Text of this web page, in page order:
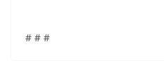
# # #